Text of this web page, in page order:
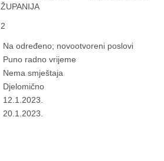
ŽUPANIJA
2
Na određeno; novootvoreni poslovi
Puno radno vrijeme
Nema smještaja
Djelomično
12 .1.2023.
20.1.2023.